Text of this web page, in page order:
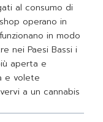
al consumo di
operano in
in modo
nei Paesi Bassi i
aperta e
e volete
a un cannabis